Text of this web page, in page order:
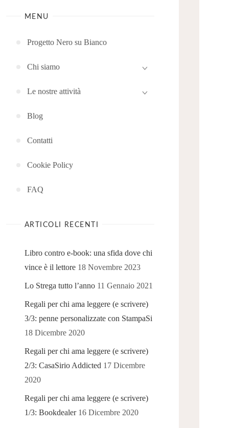
MENU
Progetto Nero su Bianco
Chi siamo
Le nostre attività
Blog
Contatti
Cookie Policy
FAQ
ARTICOLI RECENTI
Libro contro e-book: una sfida dove chi
vince è il lettore 18 Novembre 2023
Lo Strega tutto l’anno 11 Gennaio 2021
Regali per chi ama leggere (e scrivere)
3/3: penne personalizzate con StampaSi
18 Dicembre 2020
Regali per chi ama leggere (e scrivere)
2/3: CasaSirio Addicted 17 Dicembre
2020
Regali per chi ama leggere (e scrivere)
1/3: Bookdealer 16 Dicembre 2020